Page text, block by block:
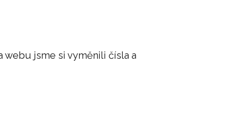
jsme si vyměnili čísla a